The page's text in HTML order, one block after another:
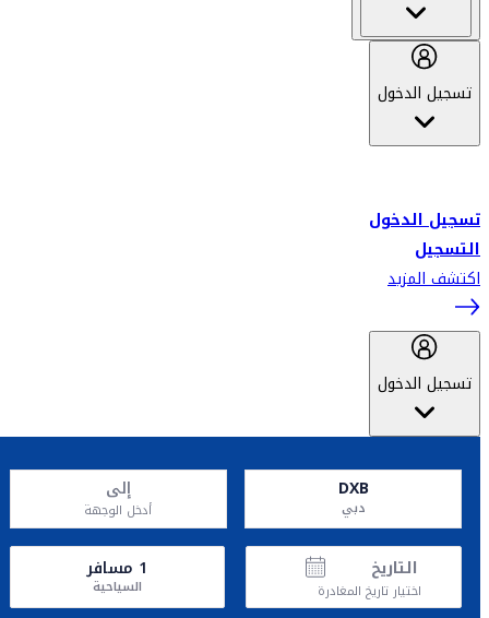
تسجيل الدخول
تسجيل الدخول
التسجيل
اكتشف المزيد
تسجيل الدخول
DXB
دبي
إلى
أدخل الوجهة
التاريخ
اختيار تاريخ المغادرة
1 مسافر
السياحية